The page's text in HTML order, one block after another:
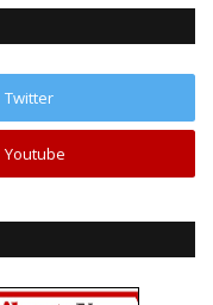
Twitter
Youtube